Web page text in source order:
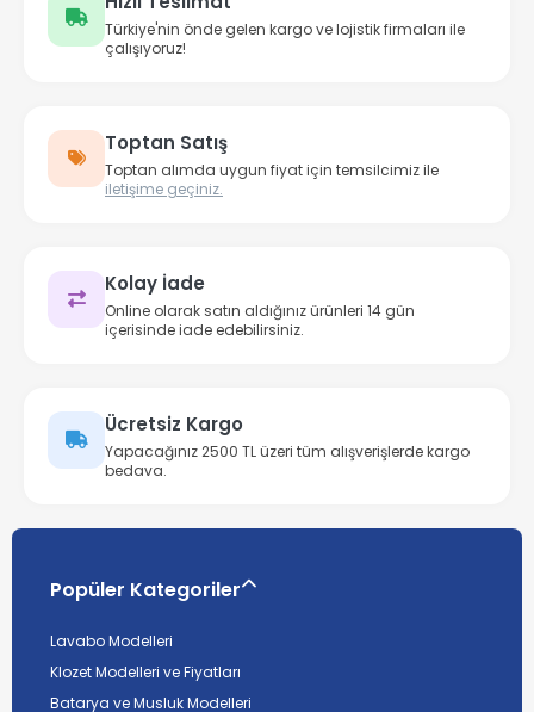
Türkiye'nin önde gelen kargo ve lojistik firmaları ile
çalışıyoruz!
Toptan Satış
Toptan alımda uygun fiyat için temsilcimiz ile
iletişime geçiniz.
Kolay İade
Online olarak satın aldığınız ürünleri 14 gün
içerisinde iade edebilirsiniz.
Ücretsiz Kargo
Yapacağınız 2500 TL üzeri tüm alışverişlerde kargo
bedava.
Popüler Kategoriler
Lavabo Modelleri
Klozet Modelleri ve Fiyatları
Batarya ve Musluk Modelleri